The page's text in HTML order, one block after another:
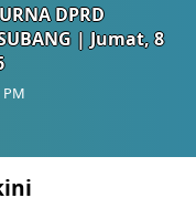
DPRD
| Jumat, 8
PM